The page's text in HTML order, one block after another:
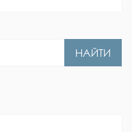
НАЙТИ